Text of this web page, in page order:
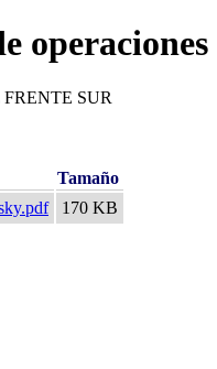
SUR
Tamaño
170 KB